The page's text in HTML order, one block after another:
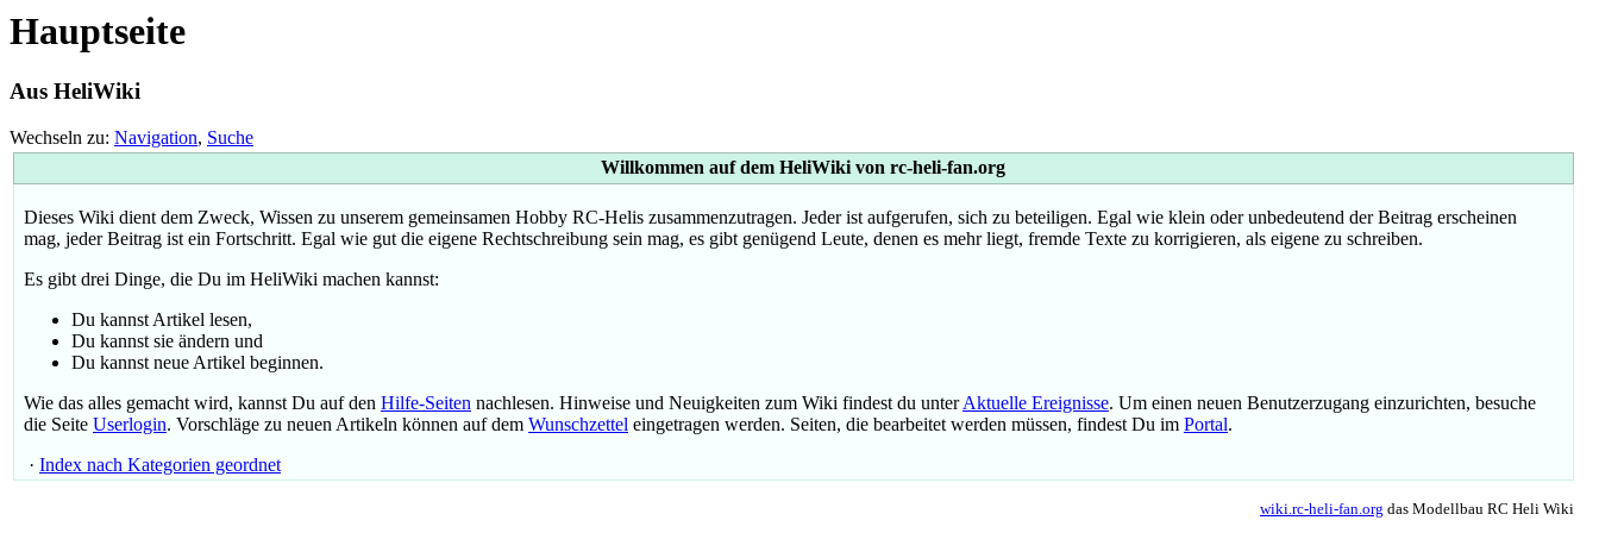
Hauptseite
Aus HeliWiki
Wechseln zu: Navigation, Suche
Willkommen auf dem HeliWiki von rc-heli-fan.org
Dieses Wiki dient dem Zweck, Wissen zu unserem gemeinsamen Hobby RC-Helis zusammenzutragen. Jeder ist aufgerufen, sich zu beteiligen. Egal wie klein oder unbedeutend der Beitrag erscheinen
mag, jeder Beitrag ist ein Fortschritt. Egal wie gut die eigene Rechtschreibung sein mag, es gibt genügend Leute, denen es mehr liegt, fremde Texte zu korrigieren, als eigene zu schreiben.
Es gibt drei Dinge, die Du im HeliWiki machen kannst:
Du kannst Artikel lesen,
Du kannst sie ändern und
Du kannst neue Artikel beginnen.
Wie das alles gemacht wird, kannst Du auf den Hilfe-Seiten nachlesen. Hinweise und Neuigkeiten zum Wiki findest du unterAktuelle Ereignisse. Um einen neuen Benutzerzugang einzurichten, besuche
die Seite Userlogin. Vorschläge zu neuen Artikeln können auf dem Wunschzettel eingetragen werden. Seiten, die bearbeitet werden müssen, findest Du im Portal.
· Index nach Kategorien geordnet
wiki.rc-heli-fan.org das Modellbau RC Heli Wiki